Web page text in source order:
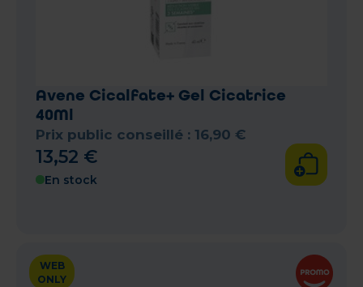
Avene Cicalfate+ Gel Cicatrice
40Ml
Prix public conseillé : 16,90 €
13,52 €
En stock
WEB
ONLY